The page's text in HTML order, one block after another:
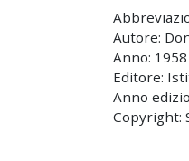
Autore:
Anno: 1958
Editore:
Anno
Copyright: